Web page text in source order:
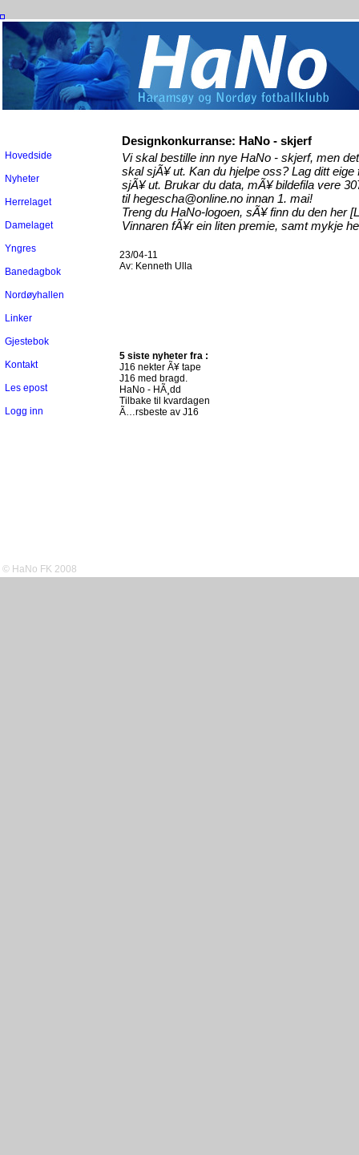
Hovedside
Nyheter
Herrelaget
Damelaget
Yngres
Banedagbok
Nordøyhallen
Linker
Gjestebok
Kontakt
Les epost
Logg inn
Designkonkurranse: HaNo - skjerf
Vi skal bestille inn nye HaNo - skjerf, men
skal sjÃ¥ ut. Kan du hjelpe oss? Lag ditt
sjÃ¥ ut. Brukar du data, mÃ¥ bildefila vere
til hegescha@online.no innan 1. mai!
Treng du HaNo-logoen, sÃ¥ finn du den her
Vinnaren fÃ¥r ein liten premie, samt mykje
23/04-11
Av: Kenneth Ulla
5 siste nyheter fra :
J16 nekter Ã¥ tape
J16 med bragd.
HaNo - HÃ¸dd
Tilbake til kvardagen
Ã…rsbeste av J16
© HaNo FK 2008